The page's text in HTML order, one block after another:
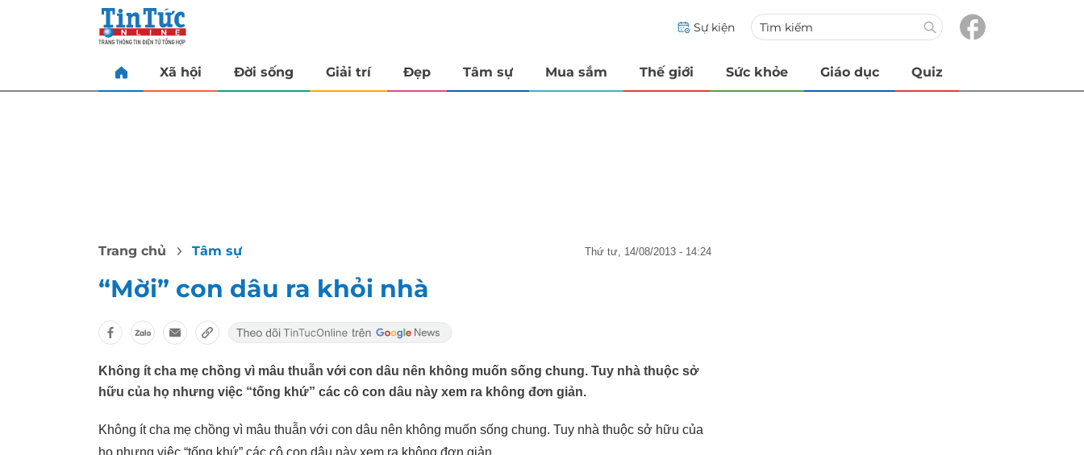
Sự kiện
Xã hội Đời sống Giải trí Đẹp Tâm sự Mua sắm Thế giới Sức khỏe Giáo dục Quiz
Trang chủ Tâm sự thứ tư, 14/08/2013 - 14:24
“Mời” con dâu ra khỏi nhà
Không ít cha mẹ chồng vì mâu thuẫn với con dâu nên không muốn sống chung. Tuy nhà thuộc sở
hữu của họ nhưng việc “tống khứ” các cô con dâu này xem ra không đơn giản.
Không ít cha mẹ chồng vì mâu thuẫn với con dâu nên không muốn sống chung. Tuy nhà thuộc sở hữu của
họ nhưng việc “tống khứ” các cô con dâu này xem ra không đơn giản.